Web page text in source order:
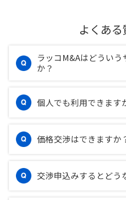
よくある
ラッコM&Aはどういう
か？
個人でも利用できます
価格交渉はできますか
交渉申込みするとどう